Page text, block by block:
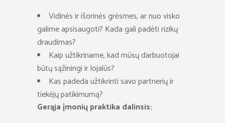
Vidinės ir išorinės grėsmes, ar nuo visko
galime apsisaugoti? Kada gali padėti rizikų
draudimas?
Kaip užtikriname, kad mūsų darbuotojai
būtų sąžiningi ir lojalūs?
Kas padeda užtikrinti savo partnerių ir
tiekėjų patikimumą?
Gerąja įmonių praktika dalinsis: